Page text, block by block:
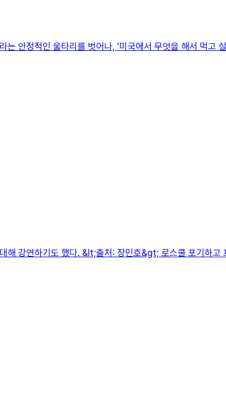
안정적인 울타리를 벗어나, ‘미국에서 무엇을 해서 먹고
강연하기도 했다. &lt;출처: 장민호&gt; 로스쿨 포기하고